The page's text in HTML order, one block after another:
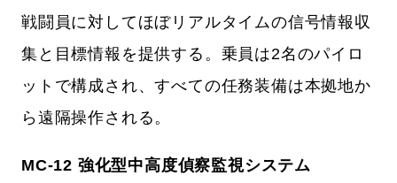
戦闘員に対してほぼリアルタイムの信号情報収
集と目標情報を提供する。乗員は2名のパイロ
ットで構成され、すべての任務装備は本拠地か
ら遠隔操作される。
MC-12 強化型中高度偵察監視システム